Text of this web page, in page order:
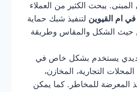
يبحث الكثير من العملاء
في ام القيوين لتنفيذ شبك حماية
الشكل والمقاس وطريقة
يستخدم بشكل خاص في
التجارية، المخازن،
المعرضة للمخاطر. كما يمكن